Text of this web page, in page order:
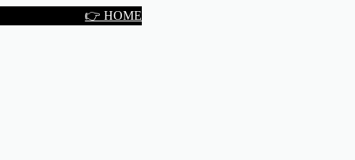
👉 HOME